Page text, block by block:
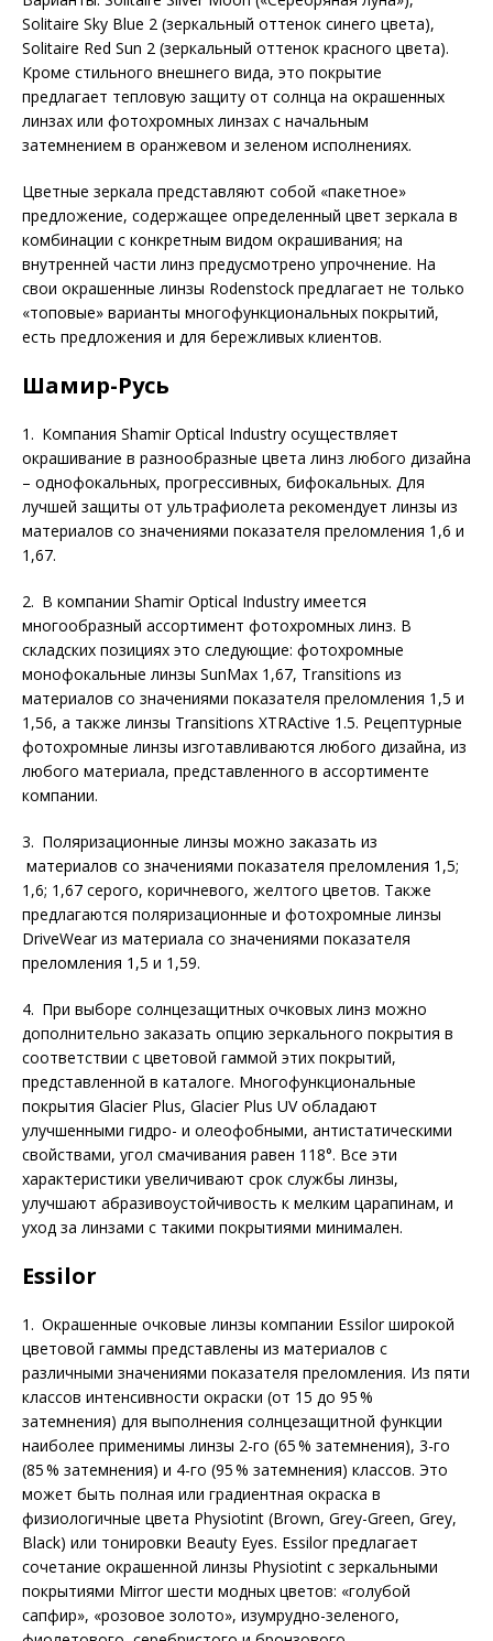
Solitaire Sky Blue 2 (зеркальный оттенок синего цвета),
Solitaire Red Sun 2 (зеркальный оттенок красного цвета).
Кроме стильного внешнего вида, это покрытие
предлагает тепловую защиту от солнца на окрашенных
линзах или фотохромных линзах с начальным
затемнением в оранжевом и зеленом исполнениях.
Цветные зеркала представляют собой «пакетное»
предложение, содержащее определенный цвет зеркала в
комбинации с конкретным видом окрашивания; на
внутренней части линз предусмотрено упрочнение. На
свои окрашенные линзы Rodenstock предлагает не только
«топовые» варианты многофункцио­нальных покрытий,
есть предложения и для бережливых клиентов.
Шамир-Русь
1. Компания Shamir Optical Industry осуществляет
окрашивание в разнообразные цвета линз любого дизайна
– однофокальных, прогрессивных, бифокальных. Для
лучшей защиты от ультрафиолета рекомендует линзы из
материалов со значениями показателя преломления 1,6 и
1,67.
2. В компании Shamir Optical Industry имеется
многообразный ассортимент фотохромных линз. В
складских позициях это следующие: фотохромные
монофокальные линзы SunMax 1,67, Transitions из
материалов со значениями показателя преломления 1,5 и
1,56, а также линзы Transitions XTRActive 1.5. Рецептурные
фотохромные линзы изготавливаются любого дизайна, из
любого материала, представленного в ассортименте
компании.
3. Поляризационные линзы можно заказать из
материалов со значениями показателя преломления 1,5;
1,6; 1,67 серого, коричневого, желтого цветов. Также
предлагаются поляризационные и фотохромные линзы
DriveWear из материала со значениями показателя
преломления 1,5 и 1,59.
4. При выборе солнцезащитных очковых линз можно
дополнительно заказать опцию зеркального покрытия в
соответствии с цветовой гаммой этих покрытий,
представленной в каталоге. Многофункциональные
покрытия Glacier Plus, Glacier Plus UV обладают
улучшенными гидро- и олеофобными, антистатическими
свойствами, угол смачивания равен 118°. Все эти
характеристики увеличивают срок службы линзы,
улучшают абразивоустойчивость к мелким царапинам, и
уход за линзами с такими покрытиями минимален.
Essilor
1. Окрашенные очковые линзы компании Essilor широкой
цветовой гаммы представлены из материалов с
различными значениями показателя преломления. Из пяти
классов интенсивности окраски (от 15 до 95 %
затемнения) для выполнения солнцезащитной функции
наиболее применимы линзы 2-го (65 % затемнения), 3-го
(85 % затемнения) и 4-го (95 % затемнения) классов. Это
может быть полная или градиентная окраска в
физиологичные цвета Physiotint (Brown, Grey-Green, Grey,
Black) или тонировки Beauty Eyes. Essilor предлагает
сочетание окрашенной линзы Physiotint с зеркальными
покрытиями Mirror шести модных цветов: «голубой
сапфир», «розовое золото», изумрудно-зеленого,